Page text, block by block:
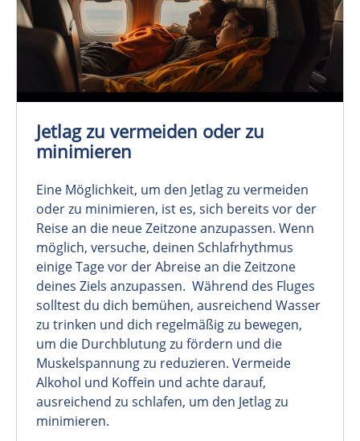
Jetlag zu vermeiden oder zu
minimieren
Eine Möglichkeit, um den Jetlag zu vermeiden
oder zu minimieren, ist es, sich bereits vor der
Reise an die neue Zeitzone anzupassen. Wenn
möglich, versuche, deinen Schlafrhythmus
einige Tage vor der Abreise an die Zeitzone
deines Ziels anzupassen. Während des Fluges
solltest du dich bemühen, ausreichend Wasser
zu trinken und dich regelmäßig zu bewegen,
um die Durchblutung zu fördern und die
Muskelspannung zu reduzieren. Vermeide
Alkohol und Koffein und achte darauf,
ausreichend zu schlafen, um den Jetlag zu
minimieren.